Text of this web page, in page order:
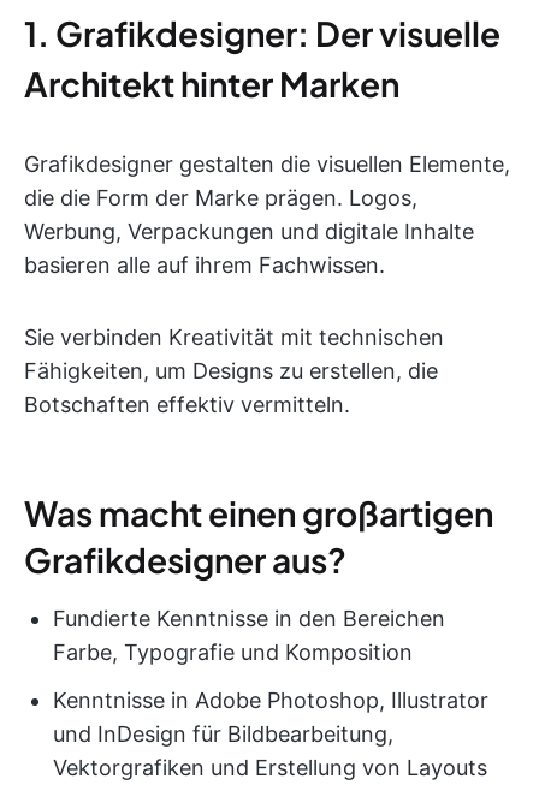
1. Grafikdesigner: Der visuelle
Architekt hinter Marken
Grafikdesigner gestalten die visuellen Elemente,
die die Form der Marke prägen. Logos,
Werbung, Verpackungen und digitale Inhalte
basieren alle auf ihrem Fachwissen.
Sie verbinden Kreativität mit technischen
Fähigkeiten, um Designs zu erstellen, die
Botschaften effektiv vermitteln.
Was macht einen großartigen
Grafikdesigner aus?
Fundierte Kenntnisse in den Bereichen
Farbe, Typografie und Komposition
Kenntnisse in Adobe Photoshop, Illustrator
und InDesign für Bildbearbeitung,
Vektorgrafiken und Erstellung von Layouts